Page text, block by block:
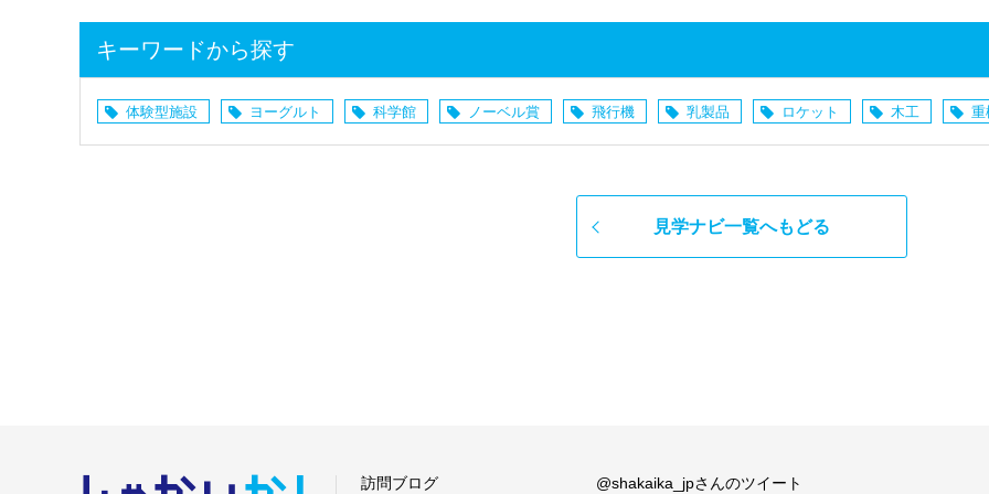
キーワードから探す
体験型施設 ヨーグルト 科学館 ノーベル賞 飛行機 乳製品 ロケット 木工 重
見学ナビ一覧へもどる
訪問ブログ @shakaika_jpさんのツイート